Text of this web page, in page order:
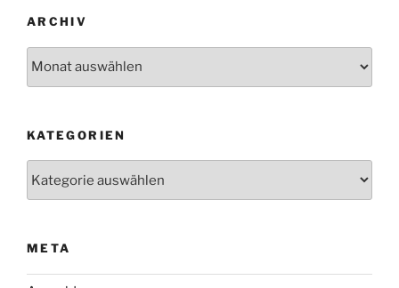
ARCHIV
KATEGORIEN
META